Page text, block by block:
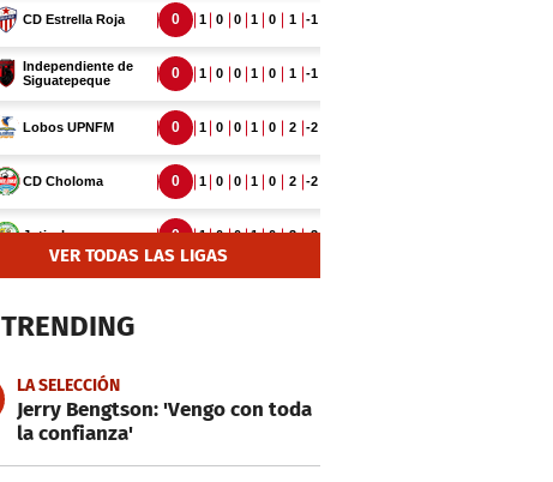
VER TODAS LAS LIGAS
TRENDING
LA SELECCIÓN
Jerry Bengtson: 'Vengo con toda
la confianza'